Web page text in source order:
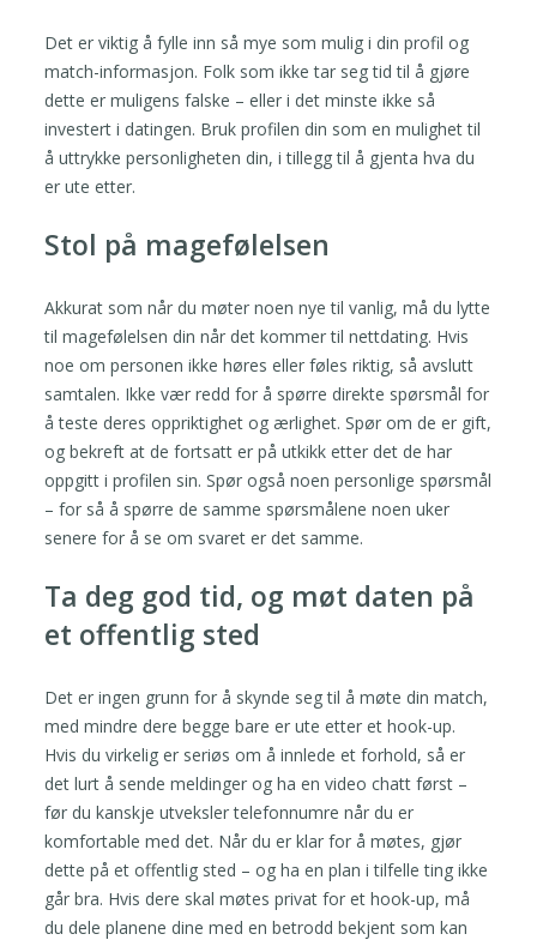
Det er viktig å fylle inn så mye som mulig i din profil og
match-informasjon. Folk som ikke tar seg tid til å gjøre
dette er muligens falske – eller i det minste ikke så
investert i datingen. Bruk profilen din som en mulighet til
å uttrykke personligheten din, i tillegg til å gjenta hva du
er ute etter.
Stol på magefølelsen
Akkurat som når du møter noen nye til vanlig, må du lytte
til magefølelsen din når det kommer til nettdating. Hvis
noe om personen ikke høres eller føles riktig, så avslutt
samtalen. Ikke vær redd for å spørre direkte spørsmål for
å teste deres oppriktighet og ærlighet. Spør om de er gift,
og bekreft at de fortsatt er på utkikk etter det de har
oppgitt i profilen sin. Spør også noen personlige spørsmål
– for så å spørre de samme spørsmålene noen uker
senere for å se om svaret er det samme.
Ta deg god tid, og møt daten på
et offentlig sted
Det er ingen grunn for å skynde seg til å møte din match,
med mindre dere begge bare er ute etter et hook-up.
Hvis du virkelig er seriøs om å innlede et forhold, så er
det lurt å sende meldinger og ha en video chatt først –
før du kanskje utveksler telefonnumre når du er
komfortable med det. Når du er klar for å møtes, gjør
dette på et offentlig sted – og ha en plan i tilfelle ting ikke
går bra. Hvis dere skal møtes privat for et hook-up, må
du dele planene dine med en betrodd bekjent som kan